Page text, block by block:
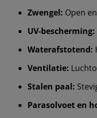
Zwengel: Open
UV-bescherming:
Waterafstotend:
Ventilatie:
Stalen paal:
Parasolvoet en